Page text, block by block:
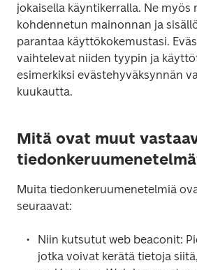
jokaisella käyntikerralla. Ne
kohdennetun mainonnan ja
parantaa käyttökokemustasi.
vaihtelevat niiden tyypin ja
esimerkiksi evästehyväksynnän
kuukautta.
Mitä ovat muut
Muita tiedonkeruumenetelmiä
seuraavat:
Niin kutsutut web beaconit:
jotka voivat kerätä tietoja